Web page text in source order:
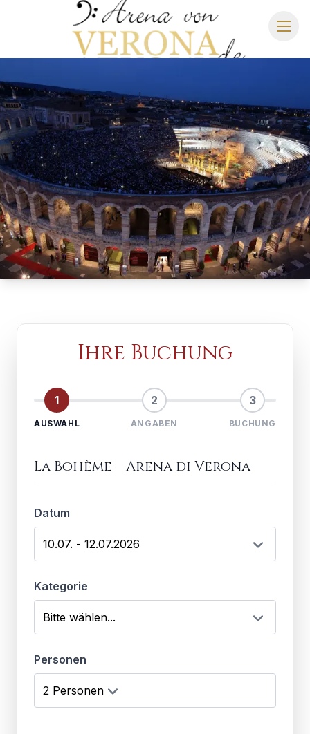
SPIELPLAN 2027
SITZPLAN HOTELS
ANREISE
Ihre Buchung
1
AUSWAHL
2
ANGABEN
3
BUCHUNG
La Bohème –Arena di Verona
Datum
Kategorie
Personen